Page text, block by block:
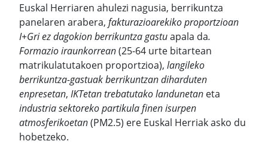
Euskal Herriaren ahulezi nagusia, berrikuntza
panelaren arabera, fakturazioarekiko proportzioan
I+Gri ez dagokion berrikuntza gastuapala da.
Formazio iraunkorrean(25-64 urte bitartean
matrikulatutakoen proportzioa), langileko
berrikuntza-gastuak berrikuntzan diharduten
enpresetan, IKTetan trebatutako landunetan eta
industria sektoreko partikula finen isurpen
atmosferikoetan(PM2.5) ere Euskal Herriak asko du
hobetzeko.